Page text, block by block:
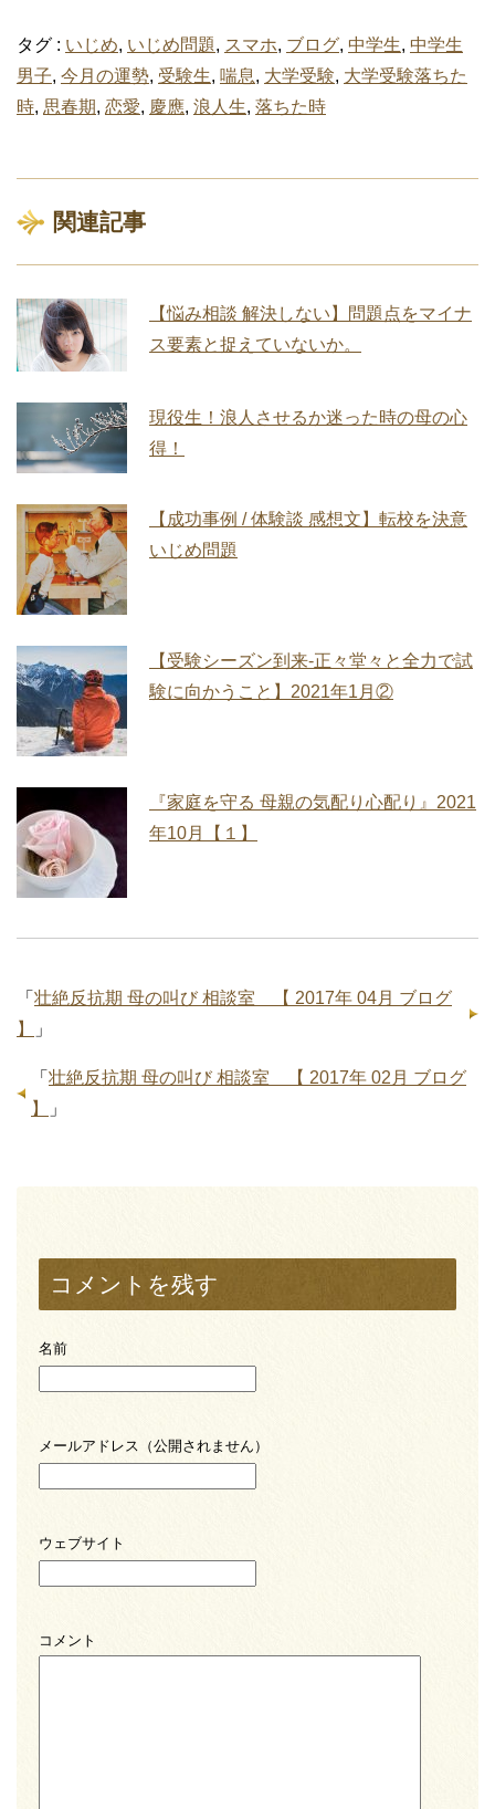
タグ : いじめ, いじめ問題, スマホ, ブログ, 中学生, 中学生
男子, 今月の運勢, 受験生, 喘息, 大学受験, 大学受験落ちた
時, 思春期, 恋愛, 慶應, 浪人生, 落ちた時
関連記事
【悩み相談 解決しない】問題点をマイナ
ス要素と捉えていないか。
現役生！浪人させるか迷った時の母の心
得！
【成功事例 / 体験談 感想文】転校を決意
いじめ問題
【受験シーズン到来‐正々堂々と全力で試
験に向かうこと】2021年1月②
『家庭を守る 母親の気配り心配り』2021
年10月【１】
「 壮絶反抗期 母の叫び 相談室 【 2017年 04月 ブログ
】
」
「 壮絶反抗期 母の叫び 相談室 【 2017年 02月 ブログ
】
」
コメントを残す
名前
メールアドレス（公開されません）
ウェブサイト
コメント